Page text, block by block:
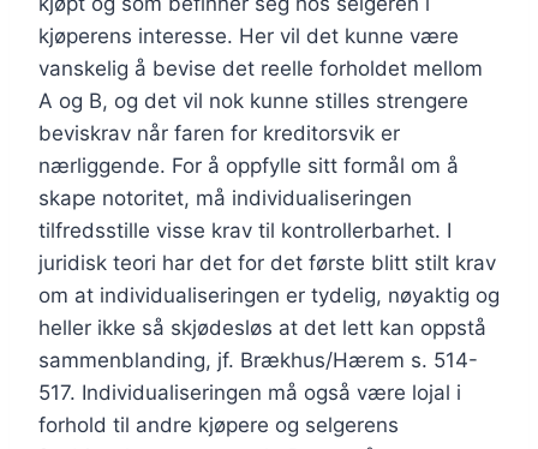
kjøperens interesse. Her vil det kunne være
vanskelig å bevise det reelle forholdet mellom
A og B, og det vil nok kunne stilles strengere
beviskrav når faren for kreditorsvik er
nærliggende. For å oppfylle sitt formål om å
skape notoritet, må individualiseringen
tilfredsstille visse krav til kontrollerbarhet. I
juridisk teori har det for det første blitt stilt krav
om at individualiseringen er tydelig, nøyaktig og
heller ikke så skjødesløs at det lett kan oppstå
sammenblanding, jf. Brækhus/Hærem s. 514-
517. Individualiseringen må også være lojal i
forhold til andre kjøpere og selgerens